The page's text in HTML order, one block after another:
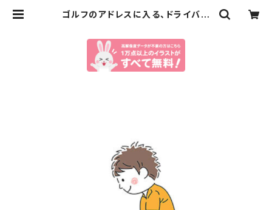
ゴルフのアドレスに入る、ドライバー
料素材販売